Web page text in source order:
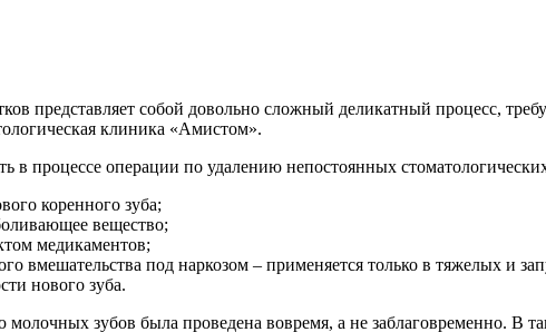
представляет собой довольно сложный деликатный процесс,
клиника «Амистом».
в процессе операции по удалению непостоянных
коренного зуба;
вещество;
медикаментов;
вмешательства под наркозом – применяется только в тяжелых и
нового зуба.
зубов была проведена вовремя, а не заблаговременно. В